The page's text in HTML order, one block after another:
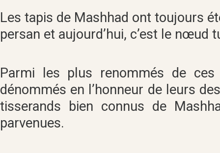
Les tapis de Mashhad ont toujours
persan et aujourd’hui, c’est le nœud
Parmi les plus renommés de
dénommés en l’honneur de leurs
tisserands bien connus de
parvenues.